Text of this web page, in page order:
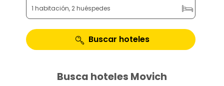
1 habitación, 2 huéspedes
Buscar hoteles
Busca hoteles Movich